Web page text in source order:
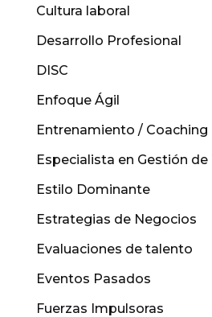
Cultura laboral
Desarrollo Profesional
DISC
Enfoque Ágil
Entrenamiento / Coaching
Especialista en Gestión
Estilo Dominante
Estrategias de Negocios
Evaluaciones de talento
Eventos Pasados
Fuerzas Impulsoras